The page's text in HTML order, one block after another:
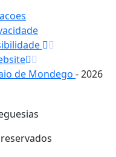
de Mondego - 2026